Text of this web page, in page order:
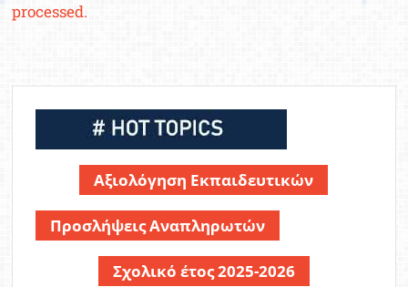
processed.
Αξιολόγηση Εκπαιδευτικών
Προσλήψεις Αναπληρωτών
Σχολικό έτος 2025-2026